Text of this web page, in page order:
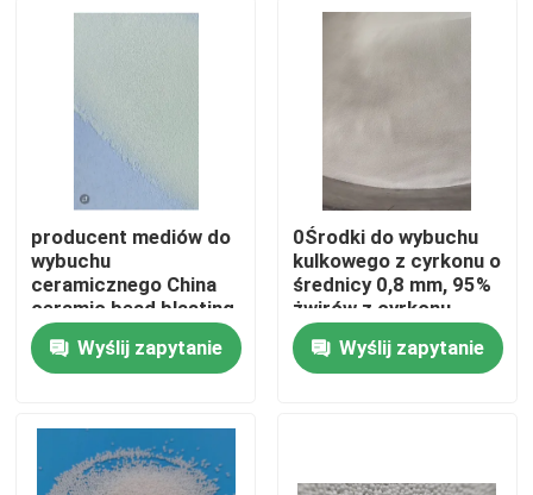
O nas
Wycieczka po fabryce
Kontrola jakości
producent mediów do
wybuchu
ceramicznego China
ceramic bead blasting
factory
Wyślij zapytanie
0Środki do wybuchu
kulkowego z cyrkonu o
średnicy 0,8 mm, 95%
żwirów z cyrkonu,
szlifowanie 3,0 mm
Wyślij zapytanie